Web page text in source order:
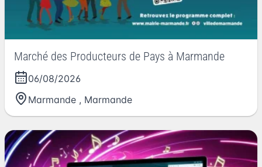
Marché des Producteurs de Pays à Marmande
06/08/2026
Marmande , Marmande